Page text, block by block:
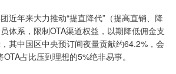
近年来大力推动“提直降代”（提高直销、降
体系，限制OTA渠道权益，以期降低佣金支
其中国区中央预订间夜量贡献约64.2%，会
占比压到理想的5%绝非易事。